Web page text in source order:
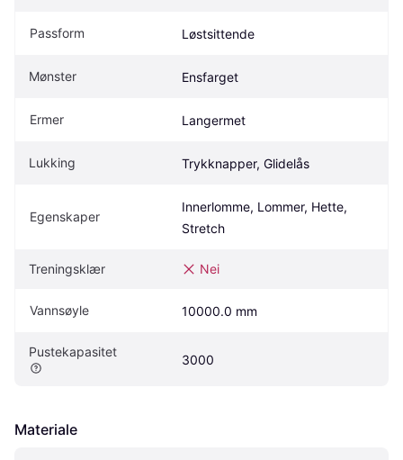
Passform Løstsittende
Mønster Ensfarget
Ermer Langermet
Lukking Trykknapper, Glidelås
Egenskaper
Innerlomme, Lommer, Hette,
Stretch
Treningsklær Nei
Vannsøyle 10000.0 mm
Pustekapasitet
3000
Materiale